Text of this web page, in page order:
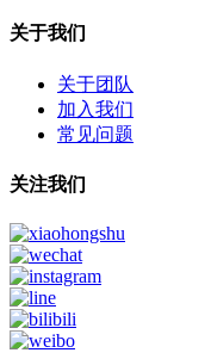
关于我们
关于团队
加入我们
常见问题
关注我们